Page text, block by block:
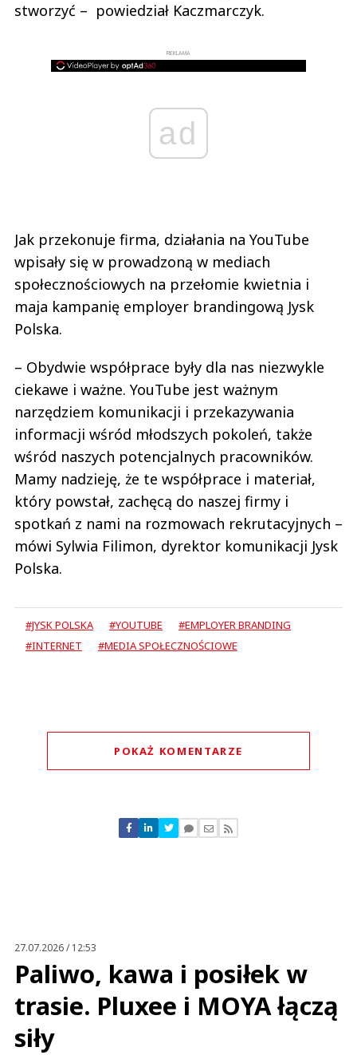
stworzyć – powiedział Kaczmarczyk.
REKLAMA
ad
Jak przekonuje firma, działania na YouTube
wpisały się w prowadzoną w mediach
społecznościowych na przełomie kwietnia i
maja kampanię employer brandingową Jysk
Polska.
– Obydwie współprace były dla nas niezwykle
ciekawe i ważne. YouTube jest ważnym
narzędziem komunikacji i przekazywania
informacji wśród młodszych pokoleń, także
wśród naszych potencjalnych pracowników.
Mamy nadzieję, że te współprace i materiał,
który powstał, zachęcą do naszej firmy i
spotkań z nami na rozmowach rekrutacyjnych –
mówi Sylwia Filimon, dyrektor komunikacji Jysk
Polska.
#JYSK POLSKA #YOUTUBE
#EMPLOYER BRANDING
#INTERNET
#MEDIA SPOŁECZNOŚCIOWE
POKAŻ KOMENTARZE
Nie znaleziono komentarzy
Zostaw swoje komentarze
27.07.2026 / 12:53
Paliwo, kawa i posiłek w
trasie. Pluxee i MOYA łączą
siły